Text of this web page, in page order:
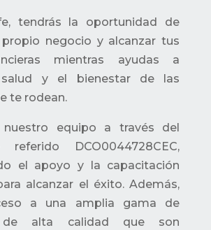
tendrás la oportunidad de
negocio y alcanzar tus
mientras ayudas a
y el bienestar de las
te rodean.
equipo a través del
DCO0044728CEC,
el apoyo y la capacitación
alcanzar el éxito. Además,
a una amplia gama de
de alta calidad que son